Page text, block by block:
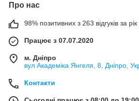
Про нас
98% позитивних з 263 відгуків за рік
Працює з 07.07.2020
м. Дніпро
вул Академіка Янгеля, 8, Дніпро,
Контакти